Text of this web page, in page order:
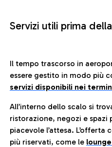
Servizi utili prima
Il tempo trascorso in
essere gestito in modo più
servizi disponibili nei
All’interno dello scalo si
ristorazione, negozi e spazi
piacevole l’attesa. L’offerta
più riservati, come le